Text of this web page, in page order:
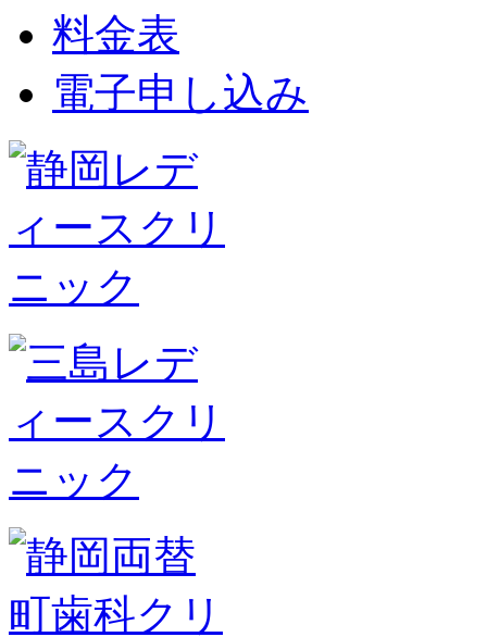
料金表
電子申し込み